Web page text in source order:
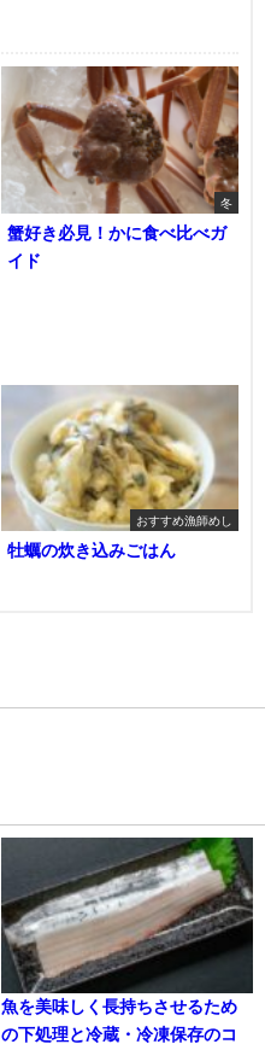
冬
蟹好き必見！かに食べ比べガ
イド
おすすめ漁師めし
牡蠣の炊き込みごはん
魚を美味しく長持ちさせるため
の下処理と冷蔵・冷凍保存のコ